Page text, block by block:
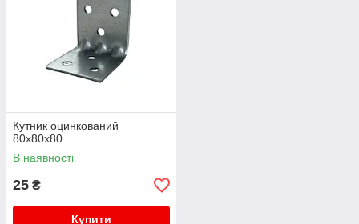
Кутник оцинкований
80х80х80
В наявності
25 ₴
Купити